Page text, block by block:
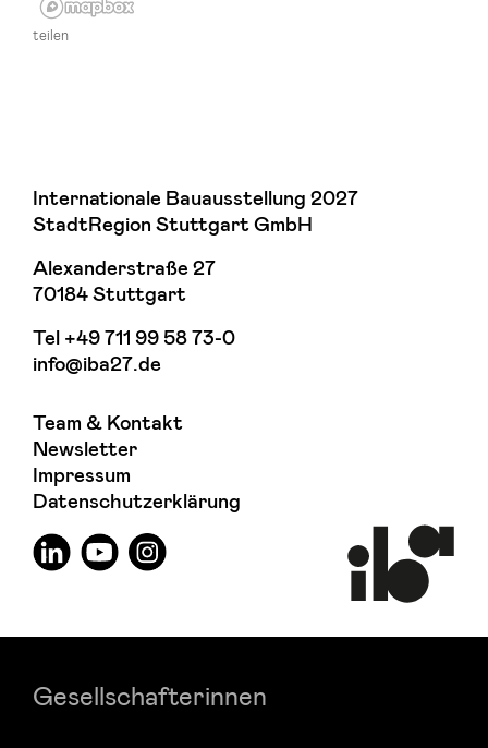
teilen
Internationale Bauausstellung 2027
StadtRegion Stuttgart GmbH
Alexanderstraße 27
70184 Stuttgart
Tel +49 711 99 58 73-0
info@iba27.de
Team & Kontakt
Newsletter
Impressum
Datenschutzerklärung
Gesellschafterinnen